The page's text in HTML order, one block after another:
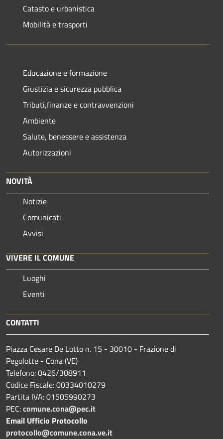
Catasto e urbanistica
Mobilità e trasporti
Educazione e formazione
Giustizia e sicurezza pubblica
Tributi,finanze e contravvenzioni
Ambiente
Salute, benessere e assistenza
Autorizzazioni
NOVITÀ
Notizie
Comunicati
Avvisi
VIVERE IL COMUNE
Luoghi
Eventi
CONTATTI
Piazza Cesare De Lotto n. 15 - 30010 - Frazione di
Pegolotte - Cona (VE)
Telefono: 0426/308911
Codice Fiscale: 00334010279
Partita IVA: 01505990273
PEC:comune.cona@pec.it
Email Ufficio Protocollo
protocollo@comune.cona.ve.it